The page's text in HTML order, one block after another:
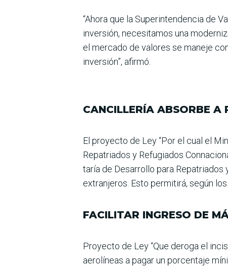
“Ahora que la Superinten­dencia de
inversión, necesitamos una
el mercado de valo­res se maneje
inver­sión”, afirmó.
CANCILLERÍA ABSORBE A
El proyecto de Ley “Por el cual el
Repatriados y Refugiados
taría de Desarrollo para Repa­triados
extranjeros. Esto permitirá, según
FACILITAR INGRESO DE
Proyecto de Ley “Que deroga el
aerolíneas a pagar un porcentaje